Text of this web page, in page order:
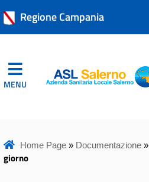
Regione Campania
MENU
Home Page» Documentazione»
giorno